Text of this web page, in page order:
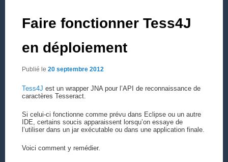
Faire fonctionner Tess4J
en déploiement
Publié le 20 septembre 2012
Tess4J est un wrapper JNA pour l’API de reconnaissance de
caractères Tesseract.
Si celui-ci fonctionne comme prévu dans Eclipse ou un autre
IDE, certains soucis apparaissent lorsqu’on essaye de
l’utiliser dans un jar exécutable ou dans une application finale.
Voici comment y remédier.